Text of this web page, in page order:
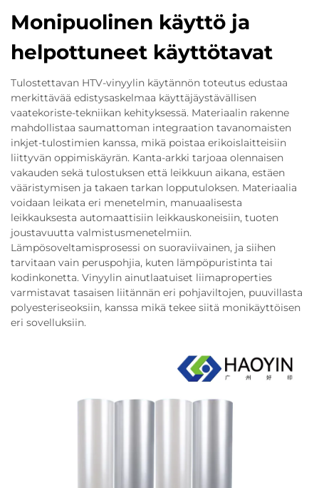
Monipuolinen käyttö ja
helpottuneet käyttötavat
Tulostettavan HTV-vinyylin käytännön toteutus edustaa
merkittävää edistysaskelmaa käyttäjäystävällisen
vaatekoriste-tekniikan kehityksessä. Materiaalin rakenne
mahdollistaa saumattoman integraation tavanomaisten
inkjet-tulostimien kanssa, mikä poistaa erikoislaitteisiin
liittyvän oppimiskäyrän. Kanta-arkki tarjoaa olennaisen
vakauden sekä tulostuksen että leikkuun aikana, estäen
vääristymisen ja takaen tarkan lopputuloksen. Materiaalia
voidaan leikata eri menetelmin, manuaalisesta
leikkauksesta automaattisiin leikkauskoneisiin, tuoten
joustavuutta valmistusmenetelmiin.
Lämpösoveltamisprosessi on suoraviivainen, ja siihen
tarvitaan vain peruspohjia, kuten lämpöpuristinta tai
kodinkonetta. Vinyylin ainutlaatuiset liimaproperties
varmistavat tasaisen liitännän eri pohjaviltojen, puuvillasta
polyesteriseoksiin, kanssa mikä tekee siitä monikäyttöisen
eri sovelluksiin.